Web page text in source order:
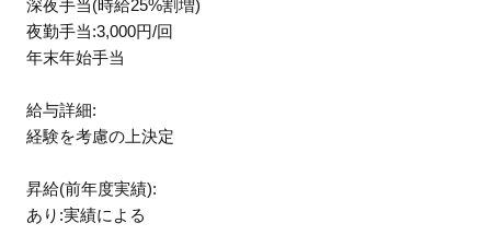
深夜手当(時給25%割増)
夜勤手当:3,000円/回
年末年始手当
給与詳細:
経験を考慮の上決定
昇給(前年度実績):
あり:実績による